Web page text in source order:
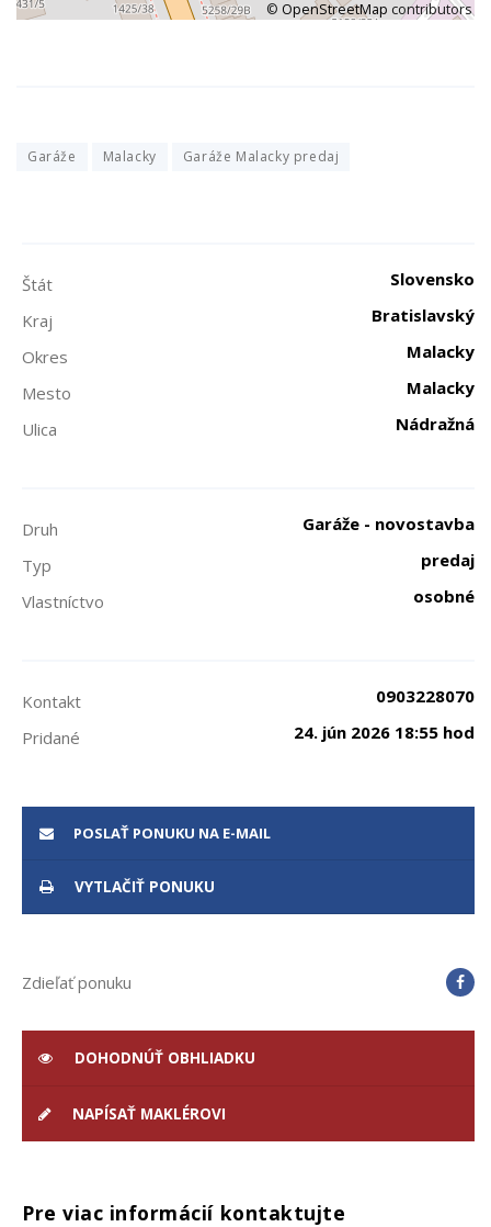
© OpenStreetMap contributors
Garáže Malacky Garáže Malacky predaj
Štát
Slovensko
Kraj
Bratislavský
Okres
Malacky
Mesto
Malacky
Ulica
Nádražná
Druh
Garáže - novostavba
Typ
predaj
Vlastníctvo
osobné
Kontakt
0903228070
Pridané
24. jún 2026 18:55 hod
POSLAŤ PONUKU NA E-MAIL
VYTLAČIŤ PONUKU
Zdieľať ponuku
DOHODNÚŤ OBHLIADKU
NAPÍSAŤ MAKLÉROVI
Pre viac informácií kontaktujte